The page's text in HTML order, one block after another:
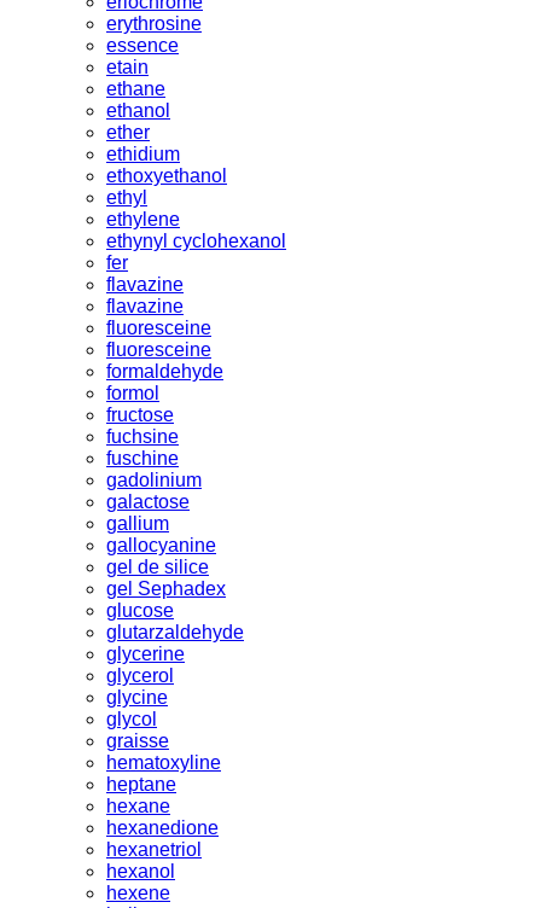
erythrosine
essence
etain
ethane
ethanol
ether
ethidium
ethoxyethanol
ethyl
ethylene
ethynyl cyclohexanol
fer
flavazine
flavazine
fluoresceine
fluoresceine
formaldehyde
formol
fructose
fuchsine
fuschine
gadolinium
galactose
gallium
gallocyanine
gel de silice
gel Sephadex
glucose
glutarzaldehyde
glycerine
glycerol
glycine
glycol
graisse
hematoxyline
heptane
hexane
hexanedione
hexanetriol
hexanol
hexene